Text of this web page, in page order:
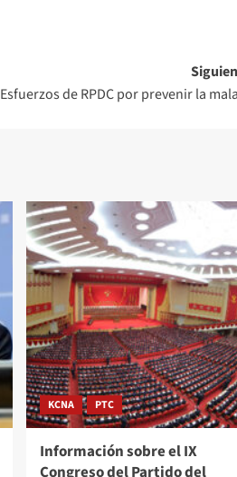
Esfuerzos de RPDC por prevenir la
KCNA PTC
Información sobre el IX
Congreso del Partido del